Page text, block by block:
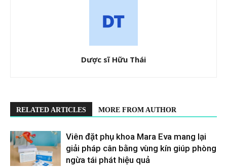
Dược sĩ Hữu Thái
RELATED ARTICLES MORE FROM AUTHOR
Viên đặt phụ khoa Mara Eva mang lại
giải pháp cân bằng vùng kín giúp phòng
ngừa tái phát hiệu quả